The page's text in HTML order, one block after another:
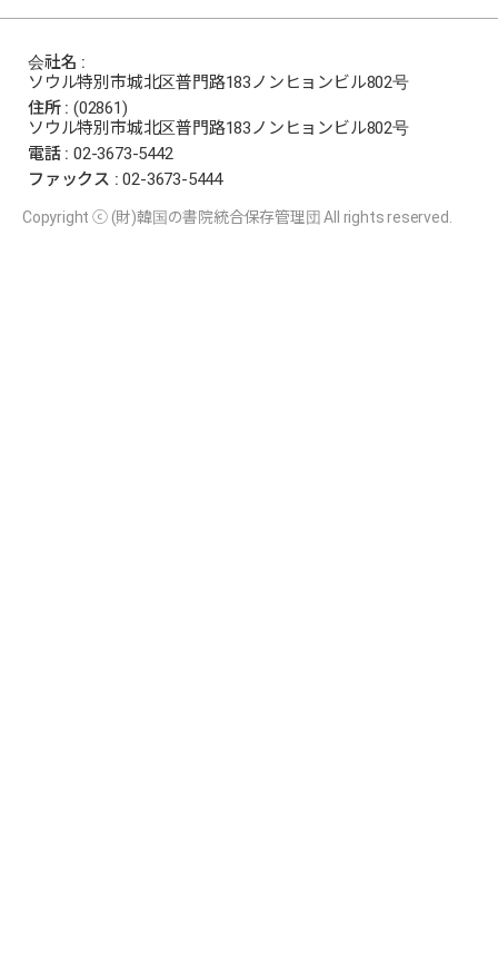
会社名 :
ソウル特別市城北区普門路183ノンヒョンビル802号
住所 : (02861)
ソウル特別市城北区普門路183ノンヒョンビル802号
電話 : 02-3673-5442
ファックス : 02-3673-5444
Copyright ⓒ (財)韓国の書院統合保存管理団 All rights reserved.